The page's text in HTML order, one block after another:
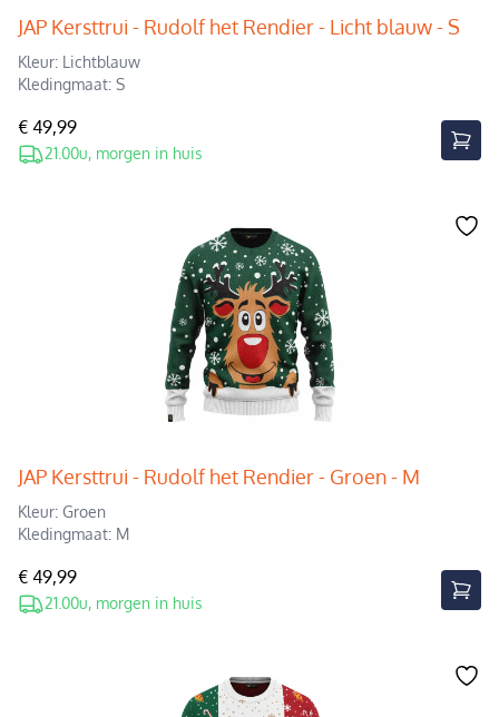
JAP Kersttrui - Rudolf het Rendier - Licht blauw - S
Kleur: Lichtblauw
Kledingmaat: S
€ 49,99
21.00u, morgen in huis
JAP Kersttrui - Rudolf het Rendier - Groen - M
Kleur: Groen
Kledingmaat: M
€ 49,99
21.00u, morgen in huis